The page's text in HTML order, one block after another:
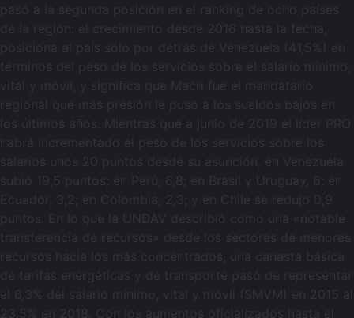
pasó a la segunda posición en el ranking de ocho países
de la región: el crecimiento desde 2016 hasta la fecha,
posiciona al país sólo por detrás de Venezuela (41,5%) en
términos del peso de los servicios sobre el salario mínimo,
vital y móvil, y significa que Macri fue el mandatario
regional que más presión le puso a los sueldos bajos en
los últimos años. Mientras que a junio de 2019 el líder PRO
habrá incrementado el peso de los servicios sobre los
salarios unos 20 puntos desde su asunción, en Venezuela
subió 19,5 puntos; en Perú, 6,8; en Brasil y Uruguay, 6; en
Ecuador, 3,2; en Colombia, 2,3; y en Chile se redujo 0,9
puntos. En lo que la UNDAV describió como una «notable
transferencia de recursos» desde los sectores de menores
recursos hacia los más concentrados, una canasta básica
de tarifas energéticas y de transporte pasó de representar
el 6,3% del salario mínimo, vital y móvil (SMVM) en 2015 al
23,5% en 2018. Con los aumentos oficializados hasta el